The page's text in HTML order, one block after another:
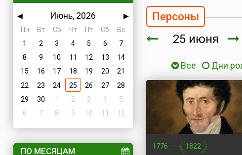
◀ Июнь, 2026
▶
Пн
Вт Ср Чт Пт Сб
Вс
1
2 3 4 5 6
7
8
9 10 11 12 13
14
15
16 17 18 19 20
21
22
23 24 25 26 27
28
29
30 1 2 3 4
5
6
7 8 9 10 11 12
ПО МЕСЯЦАМ
Персоны
25 июня
Все Дни
1776 — 1822